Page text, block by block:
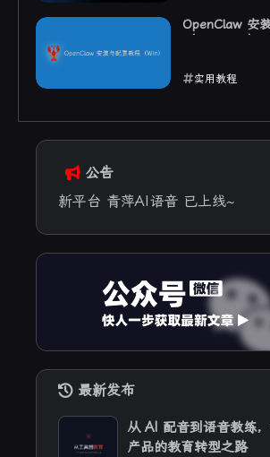
2026-03-12
OpenClaw 安
实用教程
公告
新平台 青萍AI语音 已上线~
最新发布
从 AI 配音到语音教练
产品的教育转型之路